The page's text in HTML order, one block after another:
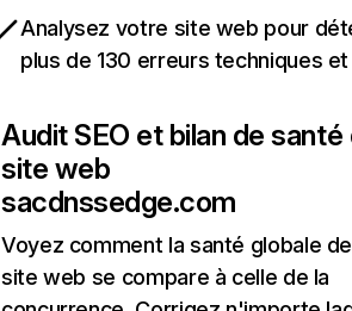
Analysez votre site web pour
plus de 130 erreurs techniques et
Audit SEO et bilan de santé
site web
sacdnssedge.com
Voyez comment la santé globale
site web se compare à celle de la